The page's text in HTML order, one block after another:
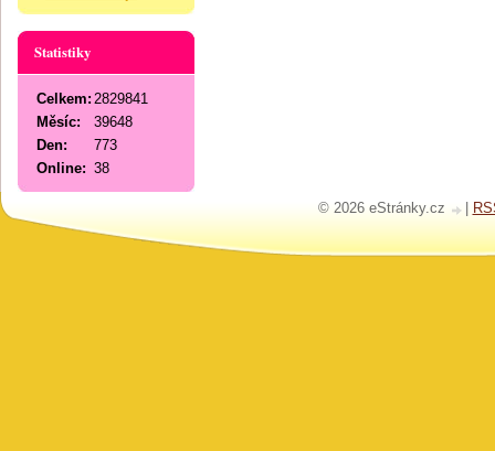
Statistiky
Online: 38
Celkem: 2829841
Měsíc:
39648
Den:
773
© 2026 eStránky.cz